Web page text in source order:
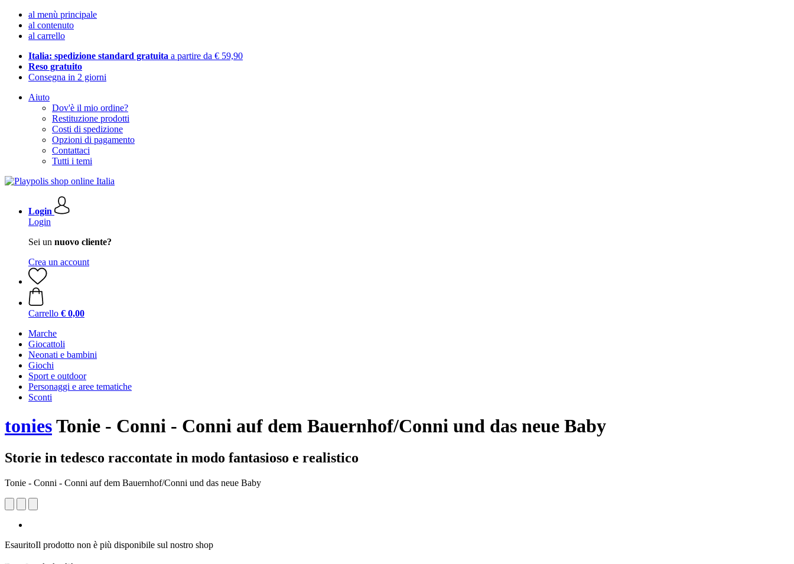
al menù principale
al contenuto
al carrello
Italia: spedizione standard gratuita a partire da € 59,90
Reso gratuito
Consegna in 2 giorni
Aiuto
Dov'è il mio ordine?
Restituzione prodotti
Costi di spedizione
Opzioni di pagamento
Contattaci
Tutti i temi
Login
Login
Sei un nuovo cliente?
Crea un account
Carrello € 0,00
Marche
Giocattoli
Neonati e bambini
Giochi
Sport e outdoor
Personaggi e aree tematiche
Sconti
toniesTonie - Conni - Conni auf dem Bauernhof/Conni und das neue Baby
Storie in tedesco raccontate in modo fantasioso e realistico
Tonie - Conni - Conni auf dem Bauernhof/Conni und das neue Baby
EsauritoIl prodotto non è più disponibile sul nostro shop